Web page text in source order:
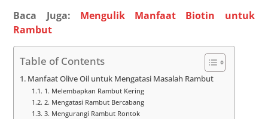
Baca Juga: Mengulik Manfaat Biotin untuk
Rambut
Table of Contents
Manfaat Olive Oil untuk Mengatasi Masalah Rambut
1. Melembapkan Rambut Kering
2. Mengatasi Rambut Bercabang
3. Mengurangi Rambut Rontok